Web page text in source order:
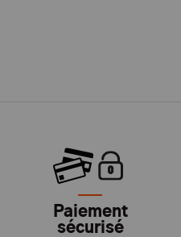
Paiement
sécurisé